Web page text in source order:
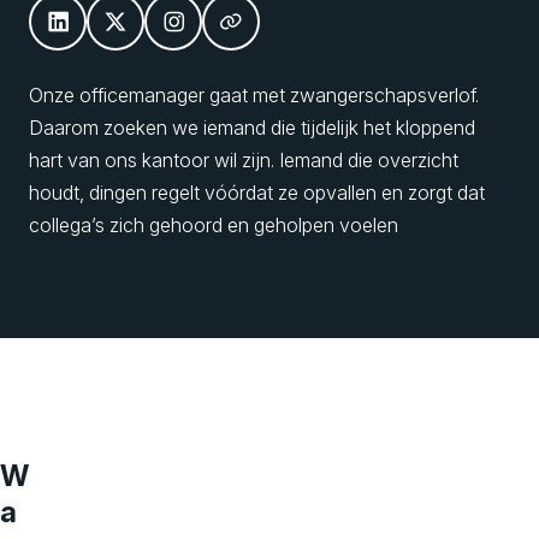
Onze officemanager gaat met zwangerschapsverlof.
Daarom zoeken we iemand die tijdelijk het kloppend
hart van ons kantoor wil zijn. Iemand die overzicht
houdt, dingen regelt vóórdat ze opvallen en zorgt dat
collega’s zich gehoord en geholpen voelen
W
a